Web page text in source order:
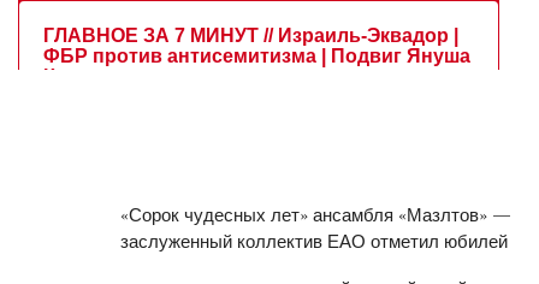
«Сорок чудесных лет» ансамбля «Мазлтов» —
заслуженный коллектив ЕАО отметил юбилей